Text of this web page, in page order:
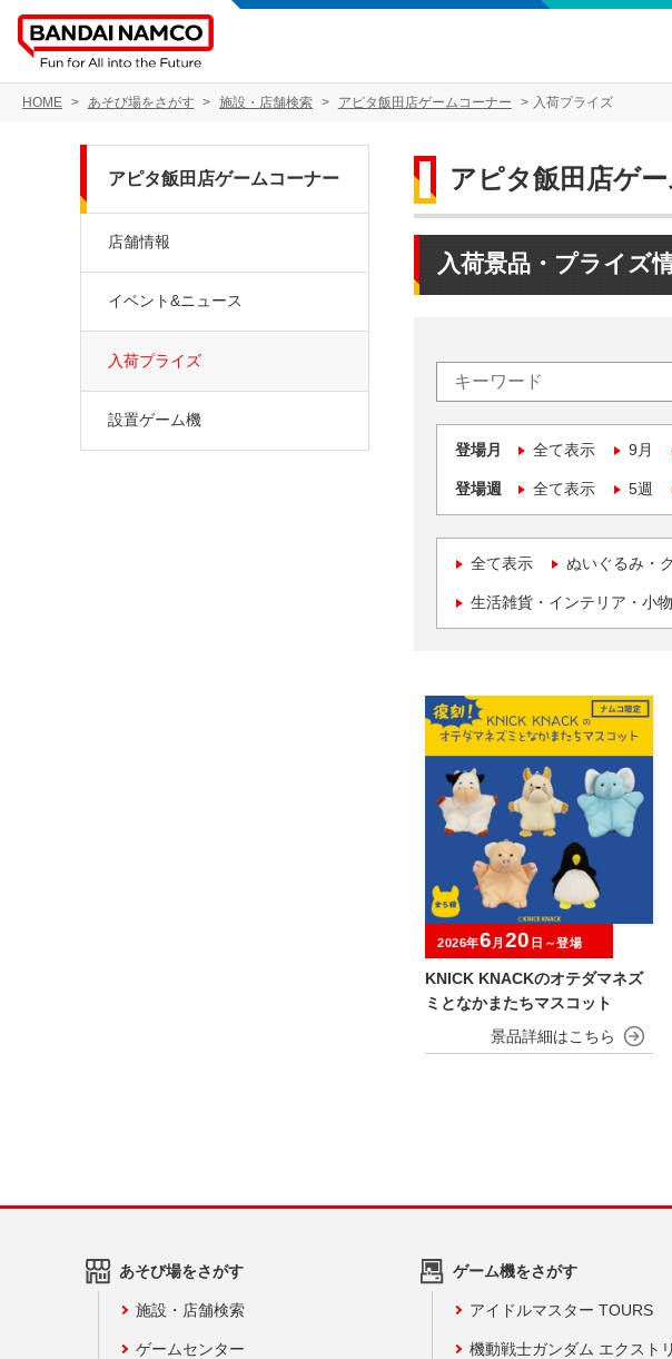
HOME あそび場をさがす 施設・店舗検索 アピタ飯田店ゲームコーナー 入荷プライズ
アピタ飯田店ゲ
入荷景品・プライズ
登場月 全て表示 9月
登場週 全て表示 5週
全て表示 ぬいぐるみ・
生活雑貨・インテリア・小物
KNICK KNACKのオテダマネズ
ミとなかまたちマスコット
2026年6 月 20 日～登場
アピタ飯田店ゲームコーナー
店舗情報
イベント&ニュース
入荷プライズ
設置ゲーム機
あそび場をさがす
施設・店舗検索
ゲームセンター
ゲーム機をさがす
アイドルマスター TOURS
機動戦士ガンダム エクスト